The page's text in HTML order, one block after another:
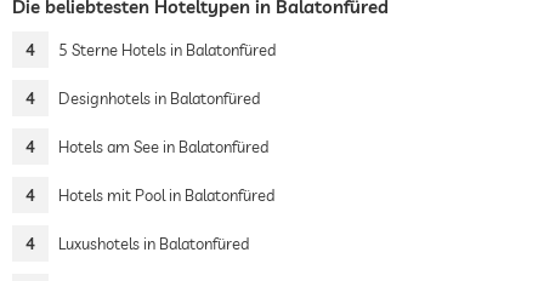
Die beliebtesten Hoteltypen in Balatonfüred
4 5 Sterne Hotels in Balatonfüred
4 Designhotels in Balatonfüred
4 Hotels am See in Balatonfüred
4 Hotels mit Pool in Balatonfüred
4 Luxushotels in Balatonfüred